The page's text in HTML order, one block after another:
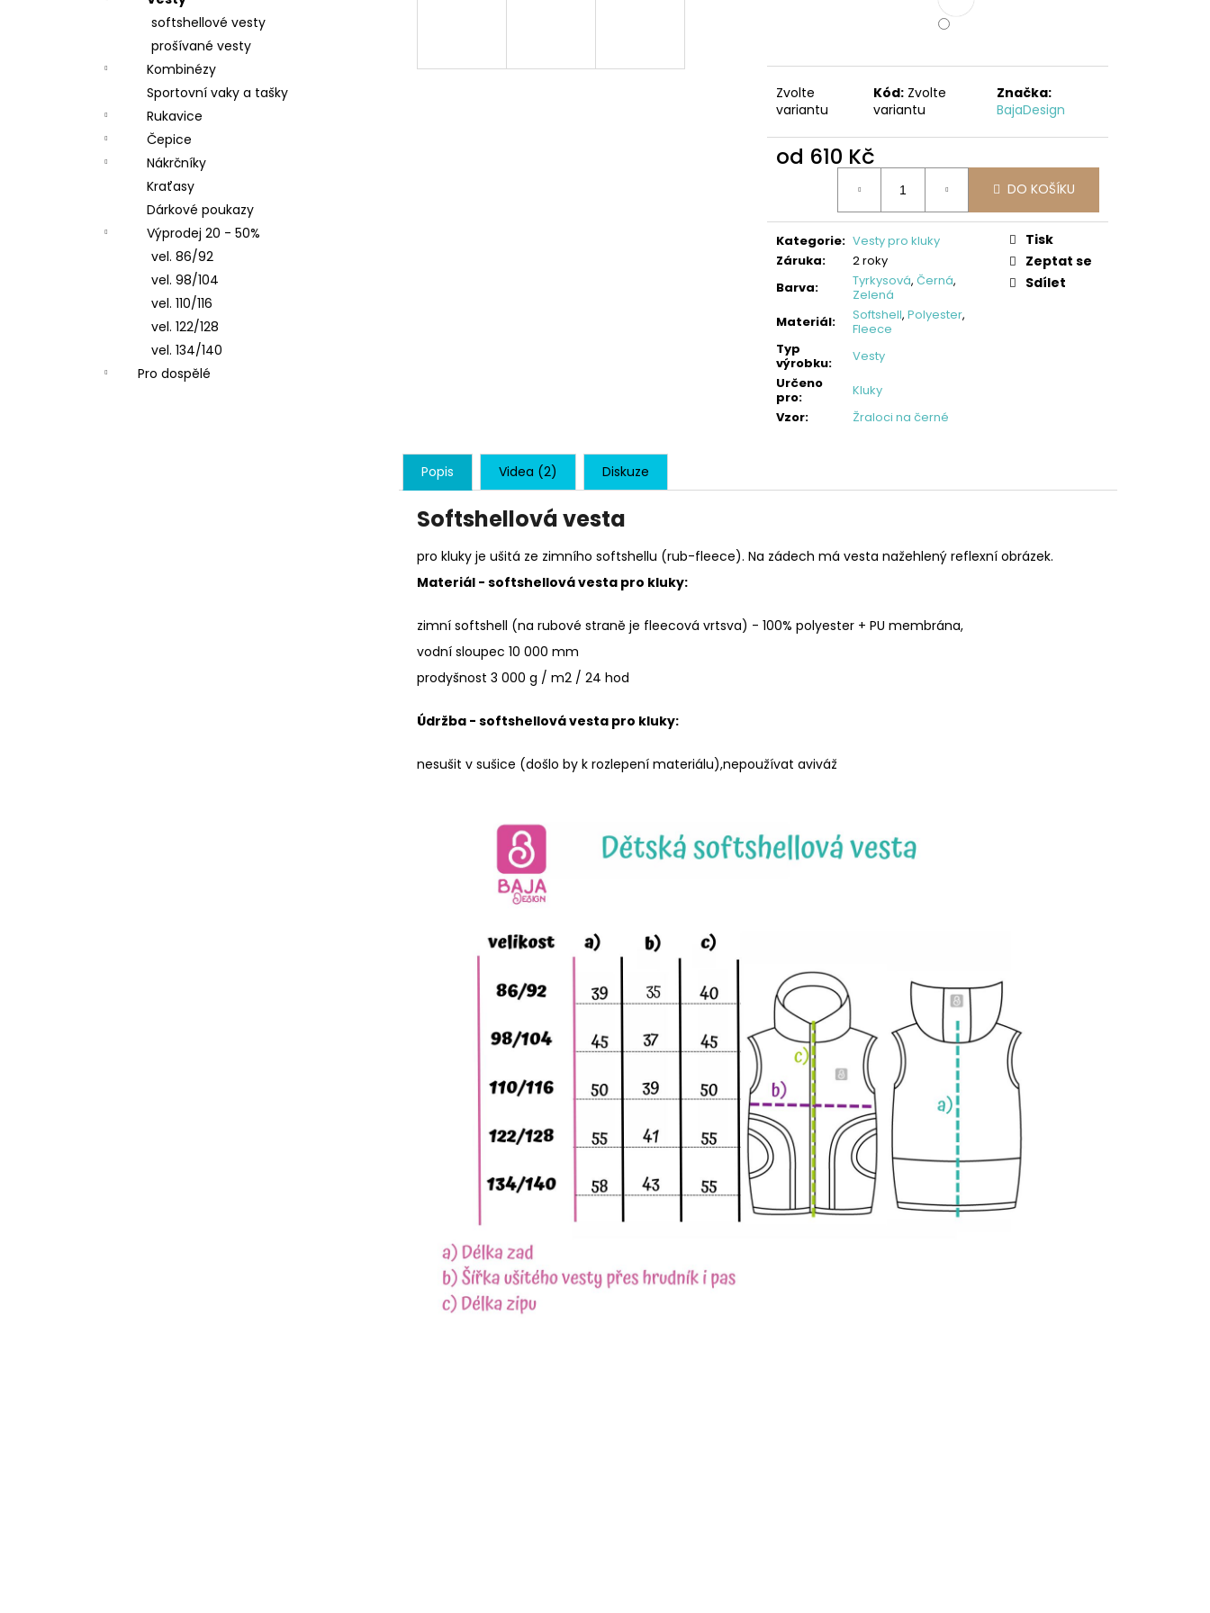
softshellové vesty
prošívané vesty
Kombinézy
Sportovní vaky a tašky
Rukavice
Čepice
Nákrčníky
Kraťasy
Dárkové poukazy
Výprodej 20 - 50%
vel. 86/92
vel. 98/104
vel. 110/116
vel. 122/128
vel. 134/140
Pro dospělé
Zvolte
variantu
Kód: Zvolte
variantu
Značka:
BajaDesign
od 610 Kč
DO KOŠÍKU
Kategorie: Vesty pro kluky
Záruka:
2 roky
Barva: Tyrkysová, Černá,
Zelená
Materiál: Softshell, Polyester,
Fleece
Typ
výrobku:
Vesty
Určeno
pro:
Kluky
Vzor: Žraloci na černé
Tisk
Zeptat se
Sdílet
Popis Videa (2) Diskuze
Softshellová vesta
pro kluky je ušitá ze zimního softshellu (rub-fleece). Na zádech má vesta nažehlený reflexní obrázek.
Materiál - softshellová vesta pro kluky:
zimní softshell (na rubové straně je fleecová vrtsva) - 100% polyester + PU membrána,
vodní sloupec 10 000 mm
prodyšnost 3 000 g / m2 / 24 hod
Údržba - softshellová vesta pro kluky:
nesušit v sušice (došlo by k rozlepení materiálu),nepoužívat aviváž
ČEPICE S OHRNUTÝM LEMEM, KOŇAK
290 Kč